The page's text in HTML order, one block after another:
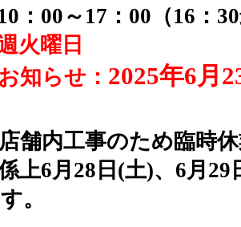
：00～17：00（16：
火曜日
知らせ： 2025年6月
舗内工事のため臨時
上6月28日(土)、6月
。